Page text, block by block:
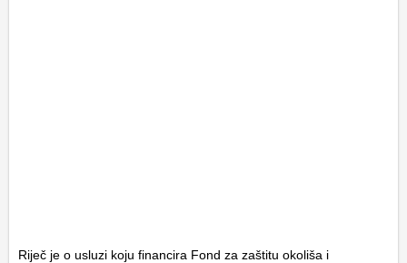
Riječ je o usluzi koju financira Fond za zaštitu okoliša i